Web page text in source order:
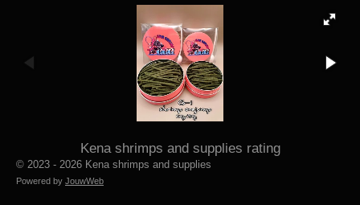
Kena shrimps and supplies rating
© 2023 - 2026 Kena shrimps and supplies
Powered by JouwWeb